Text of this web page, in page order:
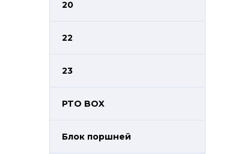
20
22
23
PTO BOX
Блок поршней